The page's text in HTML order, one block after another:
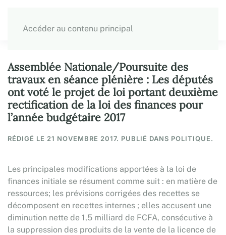
Accéder au contenu principal
Assemblée Nationale/Poursuite des
travaux en séance plénière : Les députés
ont voté le projet de loi portant deuxième
rectification de la loi des finances pour
l’année budgétaire 2017
RÉDIGÉ LE 21 NOVEMBRE 2017. PUBLIÉ DANS POLITIQUE.
Les principales modifications apportées à la loi de
finances initiale se résument comme suit : en matière de
ressources; les prévisions corrigées des recettes se
décomposent en recettes internes ; elles accusent une
diminution nette de 1,5 milliard de FCFA, consécutive à
la suppression des produits de la vente de la licence de